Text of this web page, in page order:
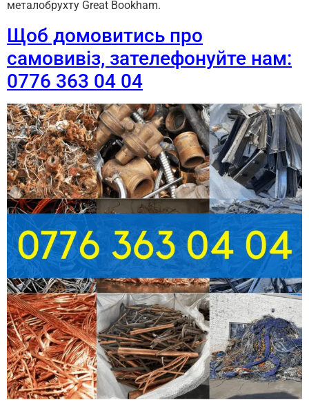
металобрухту Great Bookham.
Щоб домовитись про
самовивіз, зателефонуйте нам:
0776 363 04 04